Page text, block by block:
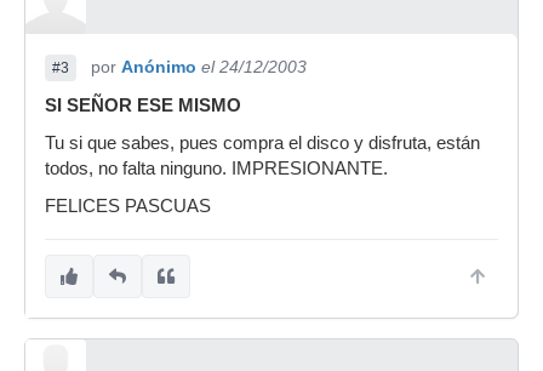
#3 por Anónimo el 24/12/2003
SI SEÑOR ESE MISMO
Tu si que sabes, pues compra el disco y disfruta, están
todos, no falta ninguno. IMPRESIONANTE.
FELICES PASCUAS